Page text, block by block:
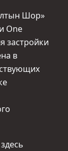
Шор»
One
застройки
в